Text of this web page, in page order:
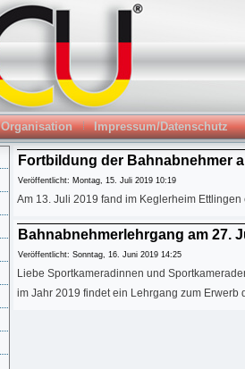
Organisation Impressum/Datenschutz
Fortbildung der Bahnabnehmer
Veröffentlicht: Montag, 15. Juli 2019 10:19
Am 13. Juli 2019 fand im Keglerheim
Bahnabnehmerlehrgang am 27.
Veröffentlicht: Sonntag, 16. Juni 2019 14:25
Liebe Sportkameradinnen und
im Jahr 2019 findet ein Lehrgang zum